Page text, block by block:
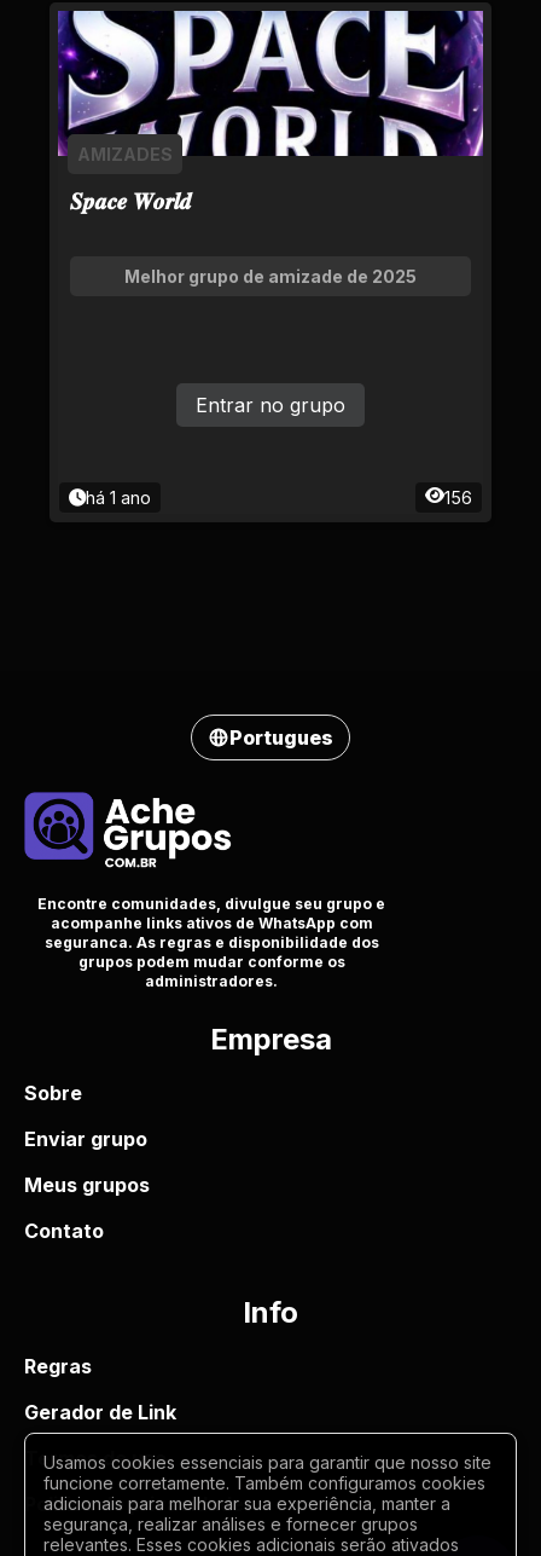
𝑺𝒑𝒂𝒄𝒆 𝑾𝒐𝒓𝒍𝒅
AMIZADES
Melhor grupo de amizade de 2025
há 1 ano 156
Entrar no grupo
Portugues
Encontre comunidades, divulgue seu grupo e
acompanhe links ativos de WhatsApp com
seguranca. As regras e disponibilidade dos
grupos podem mudar conforme os
administradores.
Empresa
Sobre
Enviar grupo
Meus grupos
Contato
Info
Regras
Gerador de Link
Termos de uso
Politica de privacidade
Usamos cookies essenciais para garantir que nosso site
funcione corretamente. Também configuramos cookies
adicionais para melhorar sua experiência, manter a
segurança, realizar análises e fornecer grupos
relevantes. Esses cookies adicionais serão ativados